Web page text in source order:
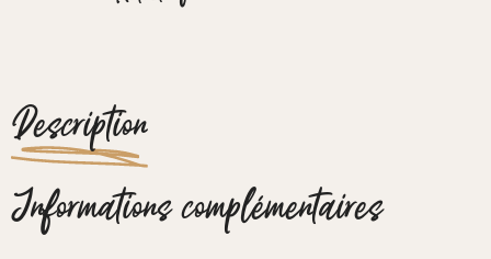
Description
Informations complémentaires